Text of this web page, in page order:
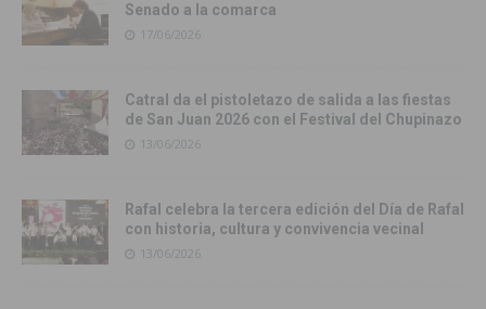
Senado a la comarca
17/06/2026
Catral da el pistoletazo de salida a las fiestas
de San Juan 2026 con el Festival del Chupinazo
13/06/2026
Rafal celebra la tercera edición del Día de Rafal
con historia, cultura y convivencia vecinal
13/06/2026